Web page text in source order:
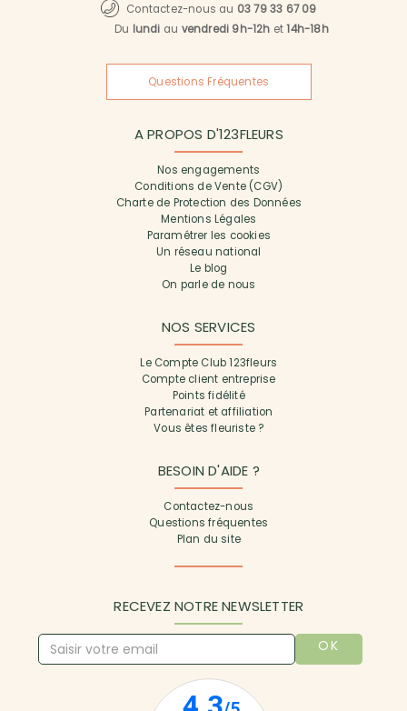
Contactez-nous au 03 79 33 67 09
Du lundi au vendredi 9h-12h et14h-18h
Questions Fréquentes
A PROPOS D'123FLEURS
Nos engagements
Conditions de Vente (CGV)
Charte de Protection des Données
Mentions Légales
Paramétrer les cookies
Un réseau national
Le blog
On parle de nous
NOS SERVICES
Le Compte Club 123fleurs
Compte client entreprise
Points fidélité
Partenariat et affiliation
Vous êtes fleuriste ?
BESOIN D'AIDE ?
Contactez-nous
Questions fréquentes
Plan du site
RECEVEZ NOTRE NEWSLETTER
OK